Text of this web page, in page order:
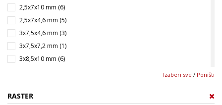
6.8 µF (4)
10 µF (4)
15 µF (1)
22 µF (1)
2,5x7x10 mm (6)
2,5x7x4,6 mm (5)
3x7,5x4,6 mm (3)
3x7,5x7,2 mm (1)
3x8,5x10 mm (6)
3,5x8,5x7,2 mm (4)
Izaberi sve / Poništi
RASTER